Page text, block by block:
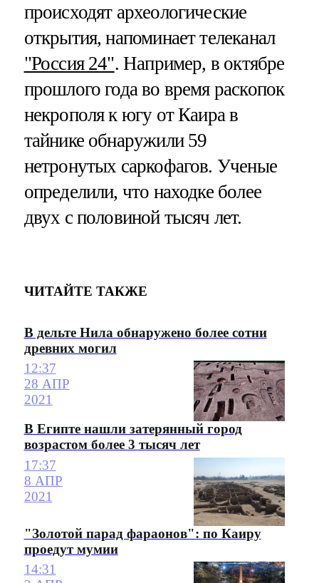
происходят археологические
открытия, напоминает телеканал
"Россия 24". Например, в октябре
прошлого года во время раскопок
некрополя к югу от Каира в
тайнике обнаружили 59
нетронутых саркофагов. Ученые
определили, что находке более
двух с половиной тысяч лет.
ЧИТАЙТЕ ТАКЖЕ
В дельте Нила обнаружено более сотни
древних могил
12:37
28 АПР
2021
В Египте нашли затерянный город
возрастом более 3 тысяч лет
17:37
8 АПР
2021
"Золотой парад фараонов": по Каиру
проедут мумии
14:31